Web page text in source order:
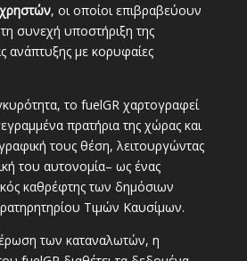
, οι οποίοι επιβραβεύουν
συνεχή υποστήριξη της
ανάπτυξης με κορυφαίες
το fuelGR χαρτογραφεί
πρατήρια της χώρας και
τους θέση, λειτουργώντας
του αυτονομία– ως ένας
καθρέφτης των δημόσιων
Τιμών Καυσίμων.
των καταναλωτών, η